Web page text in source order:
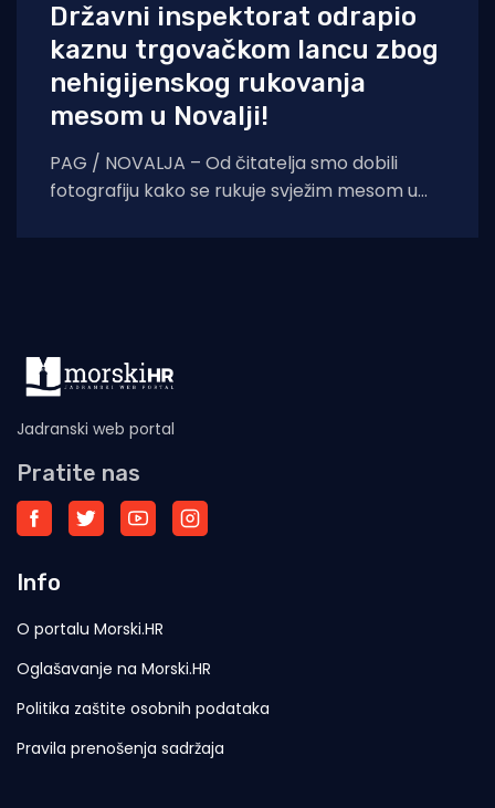
Državni inspektorat odrapio
kaznu trgovačkom lancu zbog
nehigijenskog rukovanja
mesom u Novalji!
PAG / NOVALJA – Od čitatelja smo dobili
fotografiju kako se rukuje svježim mesom u
Jadranski web portal
Pratite nas
Info
O portalu Morski.HR
Oglašavanje na Morski.HR
Politika zaštite osobnih podataka
Pravila prenošenja sadržaja